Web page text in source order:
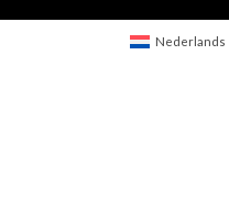
Nederlands